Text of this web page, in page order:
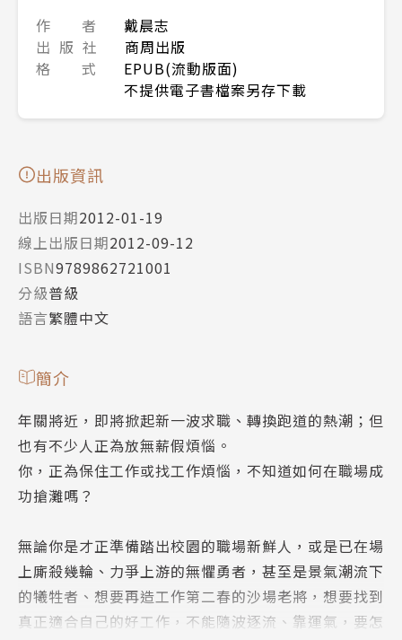
作 者
戴晨志
出 版 社
商周出版
格 式
EPUB(流動版面)
不提供電子書檔案另存下載
出版資訊
出版日期2012-01-19
線上出版日期2012-09-12
ISBN9789862721001
分級普級
語言繁體中文
簡介
年關將近，即將掀起新一波求職、轉換跑道的熱潮；但
也有不少人正為放無薪假煩惱。
你，正為保住工作或找工作煩惱，不知道如何在職場成
功搶灘嗎？
無論你是才正準備踏出校園的職場新鮮人，或是已在場
上廝殺幾輪、力爭上游的無懼勇者，甚至是景氣潮流下
的犧牲者、想要再造工作第二春的沙場老將，想要找到
真正適合自己的好工作，不能隨波逐流、靠運氣，要怎